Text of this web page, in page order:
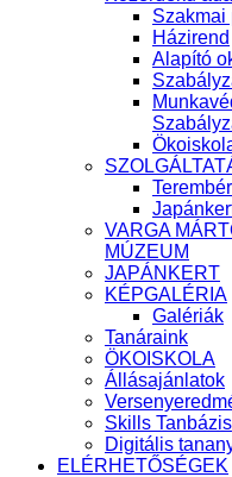
Szakmai
Házirend
Alapító
VARGA
MÚZEUM
JAPÁNKERT
KÉPGALÉRIA
Galériák
Tanáraink
ÖKOISKOLA
Állásajánlatok
Skills Tanbázis
Digitális
ELÉRHETŐSÉGEK